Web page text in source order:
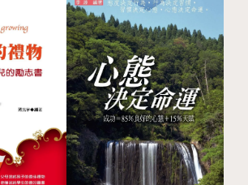
特點，別人就會記住你的全部
家給人的刻板印象，拍照時吐舌頭，
亂髮。
理」無關。
．沃荷畫了一個超大湯罐頭，卻讓大
、歌聲不好聽、腦子不聰明……這些
行銷自我價值觀的策略
幫你傳達想對世界說的話
，別人就會記住你
迪．沃荷只要簽名就好
犯，一切都能起爭議
可以創造謎樣的魅力
複利效應
戀，也要懂自嘲